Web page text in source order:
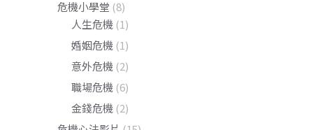
危機小學堂 (8)
人生危機 (1)
婚姻危機 (1)
意外危機 (2)
職場危機 (6)
金錢危機 (2)